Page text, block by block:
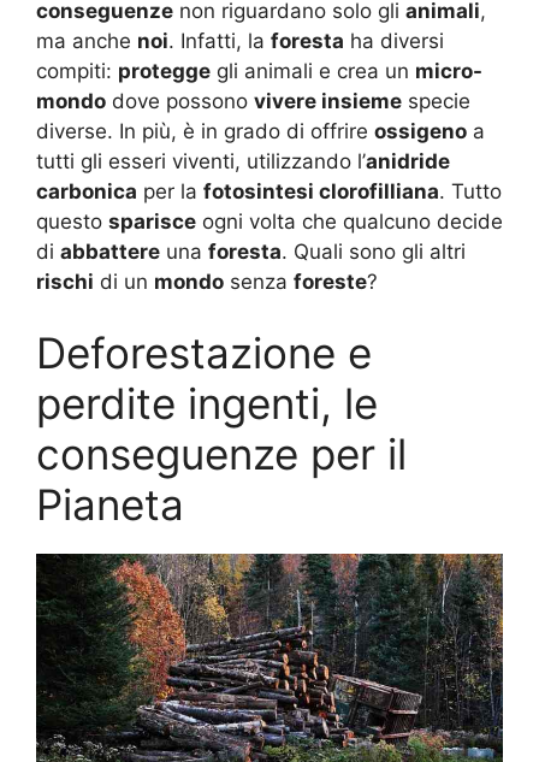
conseguenze non riguardano solo gli animali,
ma anche noi. Infatti, la foresta ha diversi
compiti: protegge gli animali e crea un micro-
mondo dove possono vivere insieme specie
diverse. In più, è in grado di offrire ossigeno a
tutti gli esseri viventi, utilizzando l’anidride
carbonica per la fotosintesi clorofilliana. Tutto
questo sparisce ogni volta che qualcuno decide
di abbattere una foresta. Quali sono gli altri
rischi di un mondo senza foreste?
Deforestazione e
perdite ingenti, le
conseguenze per il
Pianeta